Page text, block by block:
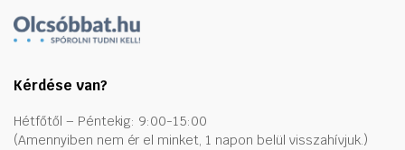
Kérdése van?
Hétfőtől – Péntekig: 9:00-15:00
(Amennyiben nem ér el minket, 1 napon belül visszahívjuk.)